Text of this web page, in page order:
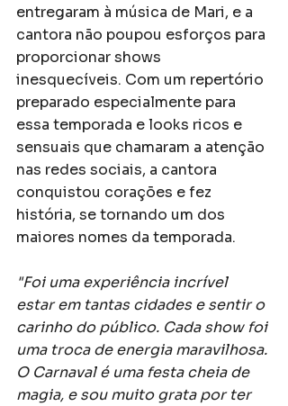
entregaram à música de Mari, e a
cantora não poupou esforços para
proporcionar shows
inesquecíveis. Com um repertório
preparado especialmente para
essa temporada e looks ricos e
sensuais que chamaram a atenção
nas redes sociais, a cantora
conquistou corações e fez
história, se tornando um dos
maiores nomes da temporada.
"Foi uma experiência incrível
estar em tantas cidades e sentir o
carinho do público. Cada show foi
uma troca de energia maravilhosa.
O Carnaval é uma festa cheia de
magia, e sou muito grata por ter